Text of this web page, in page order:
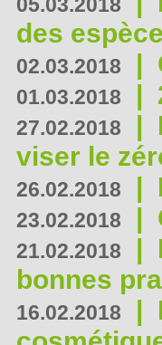
des
02.03.2018 |
01.03.2018 |
27.02.2018 |
viser le
26.02.2018 |
23.02.2018 |
21.02.2018 |
bonnes
16.02.2018 |